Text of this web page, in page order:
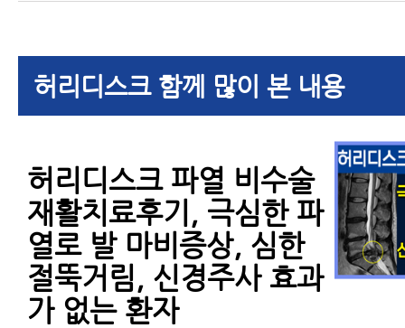
허리디스크 함께 많이 본 내용
허리디스크 파열 비수술
재활치료후기, 극심한 파
열로 발 마비증상, 심한
절뚝거림, 신경주사 효과
가 없는 환자